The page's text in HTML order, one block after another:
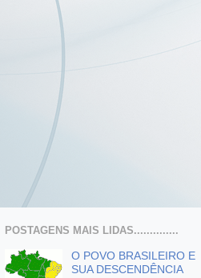
POSTAGENS MAIS LIDAS..............
O POVO BRASILEIRO E
SUA DESCENDÊNCIA